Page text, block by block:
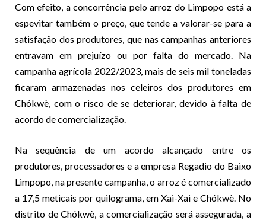
Com efeito, a concorrência pelo arroz do Limpopo está a
espevitar também o preço, que tende a valorar-se para a
satisfação dos produtores, que nas campanhas anteriores
entravam em prejuízo ou por falta do mercado. Na
campanha agrícola 2022/2023, mais de seis mil toneladas
ficaram armazenadas nos celeiros dos produtores em
Chókwè, com o risco de se deteriorar, devido à falta de
acordo de comercialização.
Na sequência de um acordo alcançado entre os
produtores, processadores e a empresa Regadio do Baixo
Limpopo, na presente campanha, o arroz é comercializado
a 17,5 meticais por quilograma, em Xai-Xai e Chókwè. No
distrito de Chókwè, a comercialização será assegurada, a